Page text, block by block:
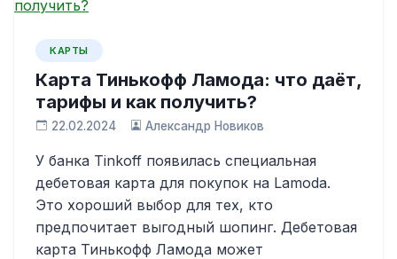
КАРТЫ
Карта Тинькофф Ламода: что даёт,
тарифы и как получить?
22.02.2024 Александр Новиков
У банка Tinkoff появилась специальная
дебетовая карта для покупок на Lamoda.
Это хороший выбор для тех, кто
предпочитает выгодный шопинг. Дебетовая
карта Тинькофф Ламода может